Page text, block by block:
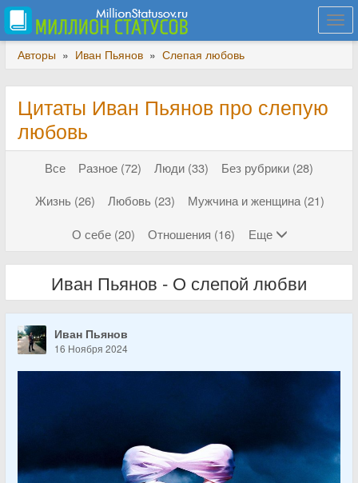
Авторы » Иван Пьянов » Слепая любовь
Цитаты Иван Пьянов про слепую
любовь
Все Разное (72) Люди (33)
Без рубрики (28)
Жизнь (26)
Любовь (23)
Мужчина и женщина (21)
О себе (20)
Отношения (16) Еще
Иван Пьянов - О слепой любви
Иван Пьянов
16 Ноября 2024